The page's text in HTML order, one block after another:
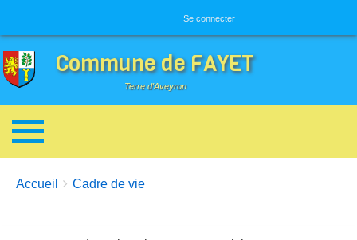
Se connecter
Commune de FAYET
Terre d'Aveyron
Breadcrumbs
You are here:
Accueil Cadre de vie